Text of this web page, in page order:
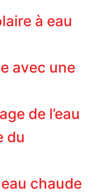
à eau
avec une
de l’eau
du
chaude